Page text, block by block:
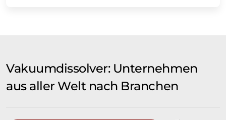
Vakuumdissolver: Unternehmen
aus aller Welt nach Branchen